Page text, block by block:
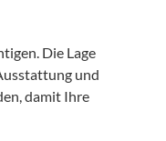
Die Lage
und
damit Ihre